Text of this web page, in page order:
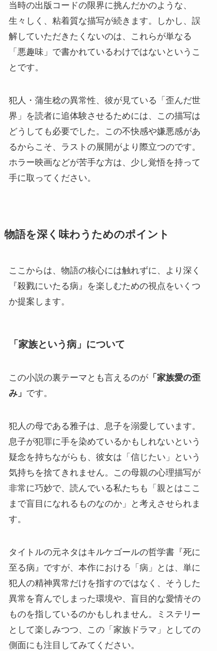
当時の出版コードの限界に挑んだかのような、
生々しく、粘着質な描写が続きます。しかし、誤
解していただきたくないのは、これらが単なる
「悪趣味」で書かれているわけではないというこ
とです。
犯人・蒲生稔の異常性、彼が見ている「歪んだ世
界」を読者に追体験させるためには、この描写は
どうしても必要でした。この不快感や嫌悪感があ
るからこそ、ラストの展開がより際立つのです。
ホラー映画などが苦手な方は、少し覚悟を持って
手に取ってください。
物語を深く味わうためのポイント
ここからは、物語の核心には触れずに、より深く
『殺戮にいたる病』を楽しむための視点をいくつ
か提案します。
「家族という病」について
この小説の裏テーマとも言えるのが「家族愛の歪
み」 です。
犯人の母である雅子は、息子を溺愛しています。
息子が犯罪に手を染めているかもしれないという
疑念を持ちながらも、彼女は「信じたい」という
気持ちを捨てきれません。この母親の心理描写が
非常に巧妙で、読んでいる私たちも「親とはここ
まで盲目になれるものなのか」と考えさせられま
す。
タイトルの元ネタはキルケゴールの哲学書『死に
至る病』ですが、本作における「病」とは、単に
犯人の精神異常だけを指すのではなく、そうした
異常を育んでしまった環境や、盲目的な愛情その
ものを指しているのかもしれません。ミステリー
として楽しみつつ、この「家族ドラマ」としての
側面にも注目してみてください。